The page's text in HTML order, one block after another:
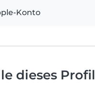
Konto
dieses Profil